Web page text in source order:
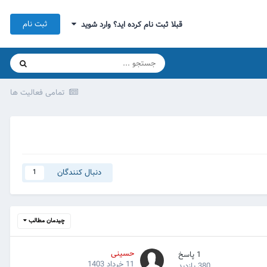
قبلا ثبت نام کرده اید؟ وارد شوید ثبت نام
تمامی فعالیت ها
دنبال کنندگان 1
چیدمان مطالب
1 پاسخ
حسینی
11 خرداد 1403